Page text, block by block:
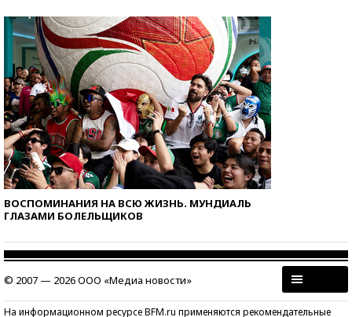
ВОСПОМИНАНИЯ НА ВСЮ ЖИЗНЬ. МУНДИАЛЬ
ГЛАЗАМИ БОЛЕЛЬЩИКОВ
© 2007 — 2026 ООО «Медиа новости»
На информационном ресурсе BFM.ru применяются рекомендательные